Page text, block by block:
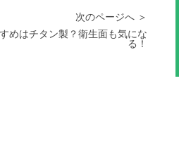
次のページへ ＞
めはチタン製？衛生面も気にな
る！